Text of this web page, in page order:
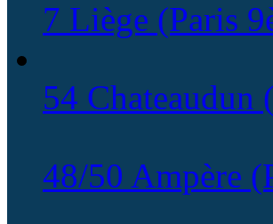
7 Liège (Paris
54 Chateaudun
48/50 Ampère